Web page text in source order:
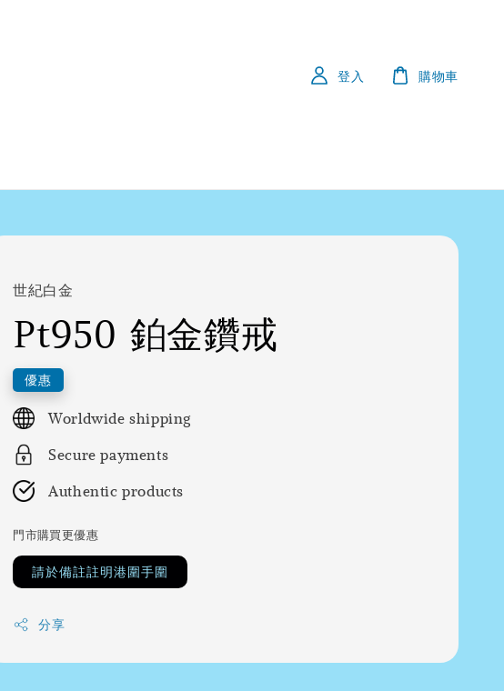
登入 購物車
世紀白金
Pt950 鉑金鑽戒
優惠
Worldwide shipping
Secure payments
Authentic products
門市購買更優惠
請於備註註明港圍手圍
分享